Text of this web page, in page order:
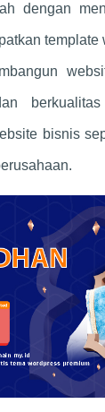
dengan
bisnis